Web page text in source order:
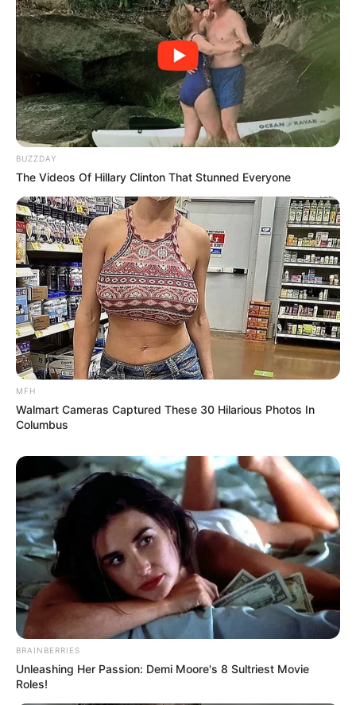
BUZZDAY
The Videos Of Hillary Clinton That Stunned Everyone
MFH
Walmart Cameras Captured These 30 Hilarious Photos In
Columbus
BRAINBERRIES
Unleashing Her Passion: Demi Moore's 8 Sultriest Movie
Roles!